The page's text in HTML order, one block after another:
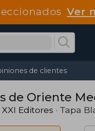
Ver
de clientes
de Oriente
Editores · Tapa